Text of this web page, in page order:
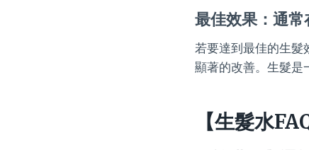
最佳效果：通
若要達到最佳的生髮
顯著的改善。生髮是
【生髮水